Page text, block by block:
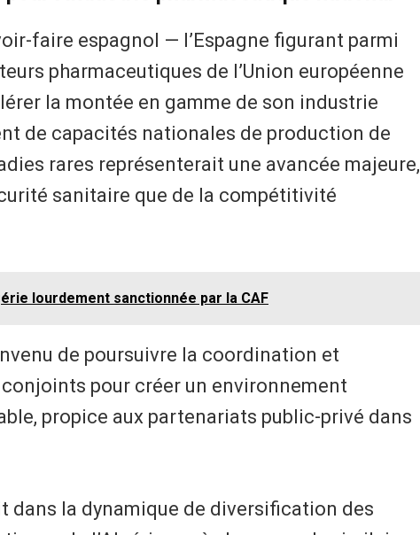
faire espagnol — l’Espagne figurant parmi
pharmaceutiques de l’Union européenne
la montée en gamme de son industrie
de capacités nationales de production de
rares représenterait une avancée majeure,
sanitaire que de la compétitivité
lourdement sanctionnée par la CAF
de poursuivre la coordination et
pour créer un environnement
propice aux partenariats public-privé dans
dans la dynamique de diversification des